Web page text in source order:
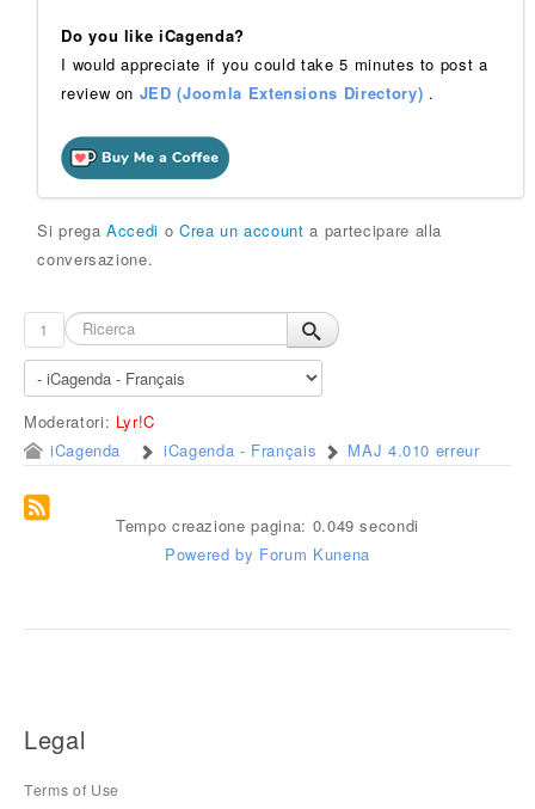
Do you like iCagenda?
I would appreciate if you could take 5 minutes to post a
review on JED (Joomla Extensions Directory) .
Si pregaAccedi o Crea un account a partecipare alla
conversazione.
1
Moderatori: Lyr!C
iCagenda
iCagenda - Français MAJ 4.010 erreur
Tempo creazione pagina: 0.049 secondi
Powered by Forum Kunena
Legal
Terms of Use